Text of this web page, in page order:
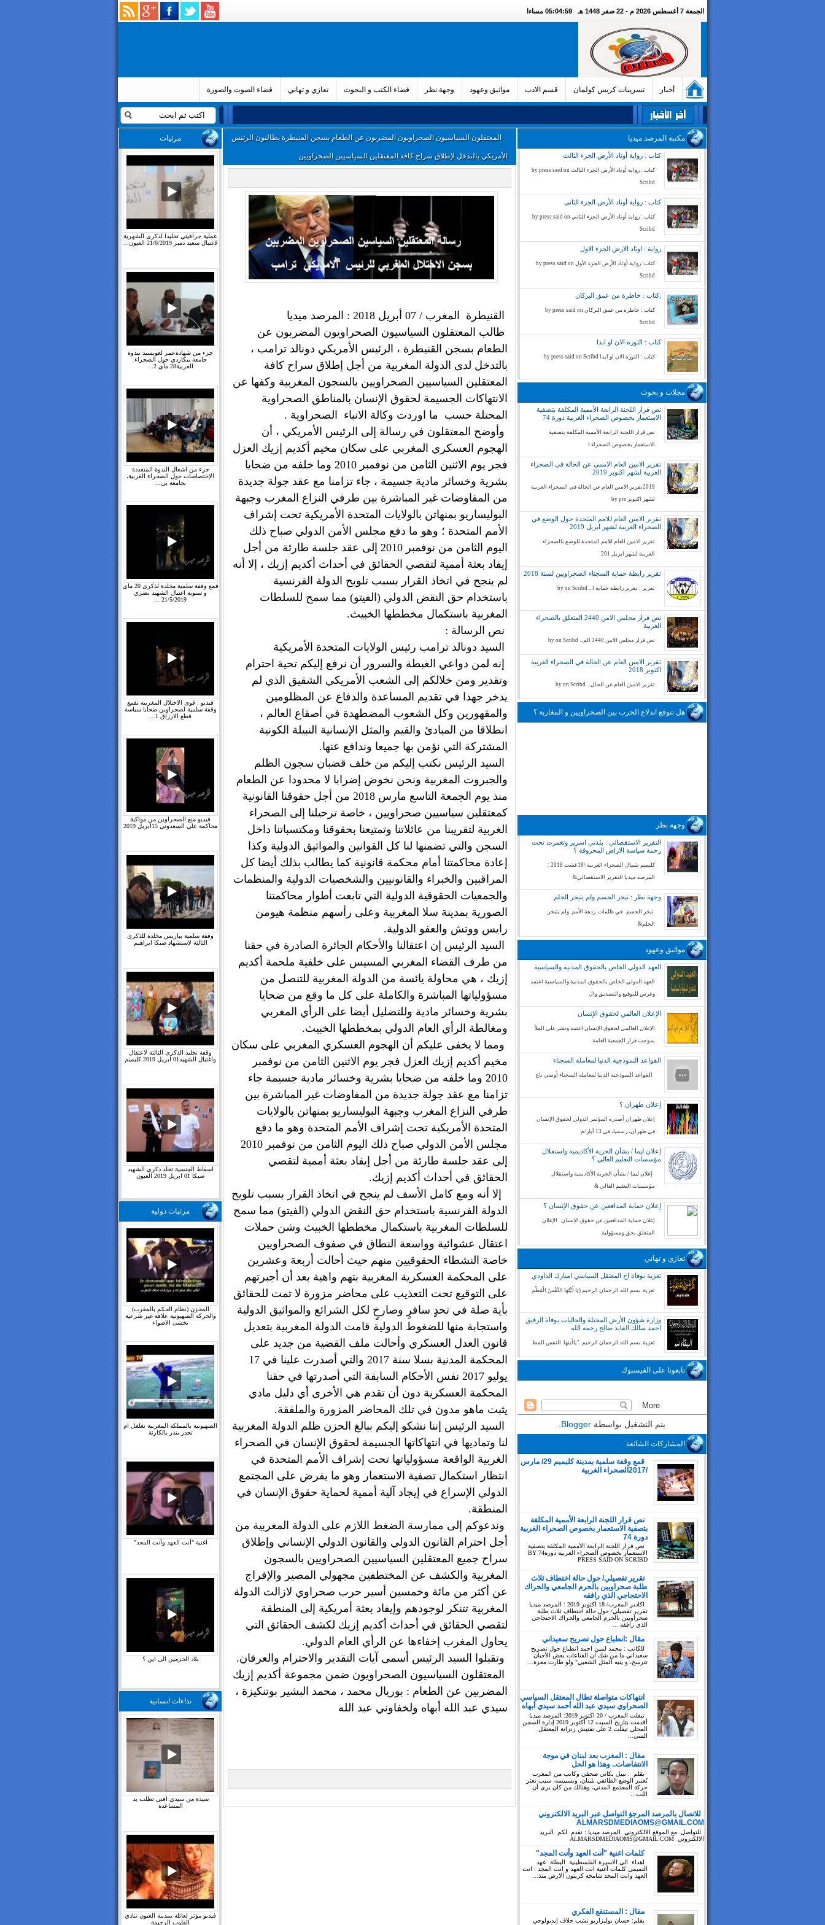
الجمعة 7 أغسطس 2026 م - 22 صفر 1448 هـ 05:05:00 مساءا
أخبار تسريبات كريس كولمان قسم الادب مواثيق وعهود وجهة نظر فضاء الكتب و البحوث تعازي و تهاني فضاء الصوت والصورة
مكتبة المرصد ميديا
كتاب : رواية أوتاد الأرض الجزء الثالث
كتاب : رواية أوتاد الأرض الجزء الثالث by press said on
Scribd
كتاب : رواية أوتاد الأرض الجزء الثاني
كتاب : رواية أوتاد الأرض الجزء الثاني by press said on
Scribd
رواية : اوتاد الارض الجزء الاول
كتاب: رواية أوتاد الأرض الجزء الأول by press said on
Scribd
;كتاب : خاطرة من عمق البركان
كتاب : خاطرة من عمق البركان by press said on
Scribd
كتاب : الثورة الان او ابدا
كتاب : الثورة الان او ابدا by press said on Scribd
مجلات و بحوث
نص قرار اللجنة الرابعة الأممية المكلفة بتصفية
الاستعمار بخصوص الصحراء الغربية دورة 74
نص قرار اللجنة الرابعة الأممية المكلفة بتصفية
الاستعمار بخصوص الصحراء ا
تقرير الامين العام الاممي عن الحالة في الصحراء
الغربية لشهر اكتوبر 2019
2019تقرير الامين العام عن الحالة في الصحراء الغربية
لشهر اكتوبر by pre
تقرير الامين العام للامم المتحدة حول الوضع في
الصحراء الغربية لشهر ابريل 2019
تقرير الامين العام للامم المتحدة للوضع بالصحراء
الغربية لشهر ابريل 201
تقرير رابطة حماية السجناء الصحراويين لسنة 2018
تقرير : تقرير رابطة حماية ا... by on Scribd
نص قرار مجلس الامن 2440 المتعلق بالصحراء
الغربية
نص قرار مجلس الامن 2440 الم... by on Scribd
تقرير الامين العام عن الحالة في الصحراء الغربية
اكتوبر 2018
تقرير الامين العام عن الحال... by on Scribd
هل تتوقع اندلاع الحرب بين الصحراويين و المغاربة ؟
وجهة نظر
التقرير الاستقصائي : بلدتي اسرير وتغمرت تحت
رحمة سياسة الاراض المحروقة ؟
كليميم شمال الصحراء الغربية /18غشت 2018 :
المرصد ميديا التقرير الاستقصائي&
وجهة نظر : تبخر الحسم ولم يتبخر الحلم
تبخر الحسم في ظلمات ردهة الأمم ولم يتبخر
الحلم&
مواثيق وعهود
العهد الدولي الخاص بالحقوق المدنية والسياسية
العهد الدولي الخاص بالحقوق المدنية والسياسية اعتمد
وعرض للتوقيع والتصديق وال
الإعلان العالمي لحقوق الإنسان
الإعلان العالمي لحقوق الإنسان اعتمد ونشر على الملأ
بموجب قرار الجمعية العامة
القواعد النموذجية الدنيا لمعاملة السجناء
القواعد النموذجية الدنيا لمعاملة السجناء أوصي باع
إعلان طهران ؟
إعلان طهران أصدره المؤتمر الدولي لحقوق الإنسان
في طهران، رسميا، في 13 آيار/م
إعلان ليما / بشأن الحرية الأكاديمية واستقلال
مؤسسات التعليم العالي ؟
إعلان ليما / بشأن الحرية الأكاديمية واستقلال
مؤسسات التعليم العالي &
إعلان حماية المدافعين عن حقوق الإنسان ؟
إعلان حماية المدافعين عن حقوق الإنسان الإعلان
المتعلق بحق ومسؤولية
تعازي و تهاني
تعزية بوفاة اخ المعتقل السياسي امبارك الداودي
تعزية بسم الله الرحمان الرحيم (يَا أَيَّتُهَا النَّفْسُ الْمُطْم
وزارة شؤون الأرض المحتلة والجاليات بوفاة الرفيق
احمد سالك القايد صالح رحمه الله
تعزية بسم الله الرحمان الرحيم "ياأيتها النفس المط
تابعونا على الفيسبوك
يتم التشغيل بواسطة Blogger
المشاركات الشائعة
قمع وقفة سلمية بمدينة كليميم 29/ مارس
/2017الصحراء الغربية
نص قرار اللجنة الرابعة الأممية المكلفة
بتصفية الاستعمار بخصوص الصحراء الغربية
دورة 74
نص قرار اللجنة الرابعة الأممية المكلفة بتصفية
الاستعمار بخصوص الصحراء الغربية دورة74 BY
PRESS SAID ON SCRIBD
تقرير تفصيلي/ حول حالة اختطاف ثلاث
طلبة صحراويين بالحرم الجامعي والحراك
الاحتجاجي الذي رافقه
اكادير المغرب/ 18 اكتوبر 2019 : المرصد ميديا
تقرير تفصيلي/ حول حالة اختطاف ثلاث طلبة
صحراويين بالحرم الجامعي والحراك الاحتجاجي
الذي رافقه ...
مقال :انطباع حول تصريح سعيداني
للكاتب : محمد لمين احمد انطباع حول تصريح
سعيداني ما من شك ان القناعات بعض الأحيان
تترسخ، و ينبه المثل الشعبي" ولو طارت معزة...
انتهاكات متواصلة تطال المعتقل السياسي
الصحراوي سيدي عبد الله أحمد سيدي أبهاه
تيفلت المغرب / 20 اكتوبر 2019: المرصد ميديا
أقدمت بتاريخ السبت 12 أكتوبر 2019 إدارة السجن
المحلي تيفلت 2 على تفتيش زنزانة المعتقل
السي...
مقال : المغرب بعد لبنان في موجة
الانتفاضات.. وهذا هو الحل
بقلم : نبيل بكاني صحفي وكاتب من المغرب
يُعتبر الوضع الطائفي بلبنان، وتسييسه، سبب تعثر
حركة المجتمع المدني، وهنالك من كان يرى أن
اللب...
للاتصال بالمرصد المرجؤ التواصل عبر البريد الالكتروني
ALMARSDMEDIAOMS@GMAIL.COM
للتواصل مع الموقع الالكتروني المرصد ميديا : نقدم لكم البريد
الالكتروني ALMARSDMEDIAOMS@GMAIL.COM
كلمات اغنية "أنت العهد وأنت المجد"
اهداء الى الاسيرة الفلسطينية البطلة عهد
التميمي كلمات أغنية انت العهد و انت المجد : انت
العهد وانت المجد شامخة كزيتون الارض منذ...
مقال : المستنقع الفكري
بقلم: حسان بوليزاريو نشب خلاف إيديولوجي
مرئيات
عملية جرافيتي تخليدا لذكرى الشهرية
لاغتيال سعيد دمبر 21/6/2019 العيون...
جزء من شهادةعمر لعويسيد بندوة
جامعة بيكاردي حول الصحراء
الغربية28 ماي 2...
جزء من اشغال الندوة المتعددة
الإختصاصات حول الصحراء الغربية،
بجامعة بي...
قمع وقفة سلمية مخلدة لذكرى 20 ماي
و سنوية اغتيال الشهيد بضري
21/5/2019 ...
فيديو : قوى الاحتلال المغربية تقمع
وقفة سلمية لصحراوين ضحايا سياسة
قطع الارزاق 1...
فيديو منع الصحراوين من مواكبة
محاكمة علي السعدوني 15ابريل 2019
وقفة سلمية بباريس مخلدة للذكرى
الثالثة لاستشهاد صيكا ابراهيم
وقفة تخليد الذكرى الثالثة لاعتقال
واغتيال الشهيد01 ابريل 2019 كليميم
اسقاط الجنسية تخلد ذكرى الشهيد
صيكا 01 ابريل 2019 العيون
مرئيات دولية
المخزن (نظام الحكم بالمغرب)
والحركة الصهيونية علاقة غير شرعية
تخشى الاضواء
الصهيونية بالمملكة المغربية تغلغل ام
تجدر ينذر بالكارثة
اغنية "أنت العهد وأنت المجد"
بلاد الحرمين الى اين ؟
نداءات انسانية
سيدة من سيدي افني تطلب يد
المساعدة
فيديو مؤثر لعائلة بمدينة العيون تنادي
القلوب الرحيمة
المعتقلون السياسيون الصحراويون المضربون عن الطعام بسجن القنيطرة يطالبون الرئيس
الأمريكي بالتدخل لإطلاق سراح كافة المعتقلين السياسيين الصحراويين
القنيطرة المغرب / 07 أبريل 2018 : المرصد ميديا
طالب المعتقلون السياسيون الصحراويون المضربون عن
الطعام بسجن القنيطرة ، الرئيس الأمريكي دونالد ترامب ،
بالتدخل لدى الدولة المغربية من أجل إطلاق سراح كافة
المعتقلين السياسيين الصحراويين بالسجون المغربية وكفها عن
الانتهاكات الجسيمة لحقوق الإنسان بالمناطق الصحراوية
المحتلة حسب ما اوردت وكالة الانباء الصحراوية .
وأوضح المعتقلون في رسالة إلى الرئيس الأمريكي ، أن
الهجوم العسكري المغربي على سكان مخيم أكديم إزيك العزل
فجر يوم الاثنين الثامن من نوفمبر 2010 وما خلفه من ضحايا
بشرية وخسائر مادية جسيمة ، جاء تزامنا مع عقد جولة جديدة
من المفاوضات غير المباشرة بين طرفي النزاع المغرب وجبهة
البوليساريو بمنهاتن بالولايات المتحدة الأمريكية تحت إشراف
الأمم المتحدة ؛ وهو ما دفع مجلس الأمن الدولي صباح ذلك
اليوم الثامن من نوفمبر 2010 إلى عقد جلسة طارئة من أجل
إيفاد بعثة أممية لتقصي الحقائق في أحداث أكديم إزيك ، إلا أنه
لم ينجح في اتخاذ القرار بسبب تلويح الدولة الفرنسية
باستخدام حق النقض الدولي (الفيتو) مما سمح للسلطات
المغربية باستكمال مخططها الخبيث.
نص الرسالة :
السيد دونالد ترامب رئيس الولايات المتحدة الأمريكية
إنه لمن دواعي الغبطة والسرور أن نرفع إليكم تحية احترام
وتقدير ومن خلالكم إلى الشعب الأمريكي الشقيق الذي لم
يدخر جهدا في تقديم المساعدة والدفاع عن المظلومين
والمقهورين وكل الشعوب المضطهدة في أصقاع العالم ،
انطلاقا من المبادئ والقيم والمثل الإنسانية النبيلة الكونية
المشتركة التي نؤمن بها جميعا وندافع عنها.
السيد الرئيس نكتب إليكم من خلف قضبان سجون الظلم
والجبروت المغربية ونحن نخوض إضرابا لا محدودا عن الطعام
منذ يوم الجمعة التاسع مارس 2018 من أجل حقوقنا القانونية
كمعتقلين سياسيين صحراويين ، خاصة ترحيلنا إلى الصحراء
الغربية لتقريبنا من عائلاتنا وتمتيعنا بحقوقنا ومكتسباتنا داخل
السجن والتي تضمنها لنا كل القوانين والمواثيق الدولية وكذا
إعادة محاكمتنا أمام محكمة قانونية كما يطالب بذلك أيضا كل
المراقبين والخبراء والقانونيين والشخصيات الدولية والمنظمات
والجمعيات الحقوقية الدولية التي تابعت أطوار محاكمتنا
الصورية بمدينة سلا المغربية وعلى رأسهم منظمة هيومن
رايس ووتش والعفو الدولية.
السيد الرئيس إن اعتقالنا والأحكام الجائرة الصادرة في حقنا
من طرف القضاء المغربي المسيس على خلفية ملحمة أكديم
إزيك ، هي محاولة يائسة من الدولة المغربية للتنصل من
مسؤولياتها المباشرة والكاملة على كل ما وقع من ضحايا
بشرية وخسائر مادية وللتضليل أيضا على الرأي المغربي
ومغالطة الرأي العام الدولي بمخططها الخبيث.
ومما لا يخفى عليكم أن الهجوم العسكري المغربي على سكان
مخيم أكديم إزيك العزل فجر يوم الاثنين الثامن من نوفمبر
2010 وما خلفه من ضحايا بشرية وخسائر مادية جسيمة جاء
تزامنا مع عقد جولة جديدة من المفاوضات غير المباشرة بين
طرفي النزاع المغرب وجبهة البوليساريو بمنهاتن بالولايات
المتحدة الأمريكية تحت إشراف الأمم المتحدة وهو ما دفع
مجلس الأمن الدولي صباح ذلك اليوم الثامن من نوفمبر 2010
إلى عقد جلسة طارئة من أجل إيفاد بعثة أممية لتقصي
الحقائق في أحداث أكديم إزيك.
إلا أنه ومع كامل الأسف لم ينجح في اتخاذ القرار بسبب تلويح
الدولة الفرنسية باستخدام حق النقض الدولي (الفيتو) مما سمح
للسلطات المغربية باستكمال مخططها الخبيث وشن حملات
اعتقال عشوائية وواسعة النطاق في صفوف الصحراويين
خاصة النشطاء الحقوقيين منهم حيث أحالت أربعة وعشرين
على المحكمة العسكرية المغربية بتهم واهية بعد أن أجبرتهم
على التوقيع تحت التعذيب على محاضر مزورة لا تمت للحقائق
بأية صلة في تحدٍ سافرٍ وصارخٍ لكل الشرائع والمواثيق الدولية
واستجابة منها للضغوط الدولية قامت الدولة المغربية بتعديل
قانون العدل العسكري وأحالت ملف القضية من جديد على
المحكمة المدنية بسلا سنة 2017 والتي أصدرت علينا في 17
يوليو 2017 نفس الأحكام السابقة التي أصدرتها في حقنا
المحكمة العسكرية دون أن تقدم هي الأخرى أي دليل مادي
يثبت ماهو مدون في تلك المحاضر المزورة والملفقة.
السيد الرئيس إننا نشكو إليكم ببالغ الحزن ظلم الدولة المغربية
لنا وتماديها في انتهاكاتها الجسيمة لحقوق الإنسان في الصحراء
الغربية الواقعة مسؤولياتها تحت إشراف الأمم المتحدة في
انتظار استكمال تصفية الاستعمار وهو ما يفرض على المجتمع
الدولي الإسراع في إيجاد آلية أممية لحماية حقوق الإنسان في
المنطقة.
وندعوكم إلى ممارسة الضغط اللازم على الدولة المغربية من
أجل احترام القانون الدولي والقانون الدولي الإنساني وإطلاق
سراح جميع المعتقلين السياسيين الصحراويين بالسجون
المغربية والكشف عن المختطفين مجهولي المصير والإفراج
عن أكثر من مائة وخمسين أسير حرب صحراوي لازالت الدولة
المغربية تتنكر لوجودهم وإيفاد بعثة أمريكية إلى المنطقة
لتقصي الحقائق في أحداث أكديم إزيك لكشف الحقائق التي
يحاول المغرب إخفاءها عن الرأي العام الدولي.
وتقبلوا السيد الرئيس أسمى آيات التقدير والاحترام والعرفان.
المعتقلون السياسيون الصحراويون ضمن مجموعة أكديم إزيك
المضربين عن الطعام : بوريال محمد ، محمد البشير بوتنكيزة ،
سيدي عبد الله أبهاه ولخفاوني عبد الله